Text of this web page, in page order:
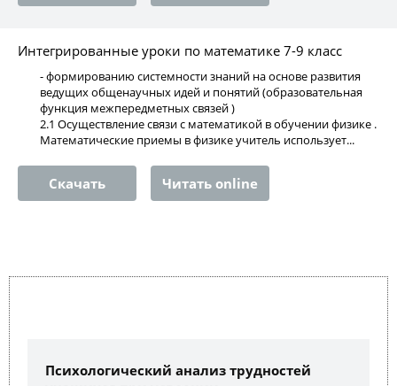
Интегрированные уроки по математике 7-9 класс
- формированию системности знаний на основе развития
ведущих общенаучных идей и понятий (образовательная
функция межпередметных связей )
2.1 Осуществление связи с математикой в обучении физике .
Математические приемы в физике учитель использует...
Скачать Читать online
Психологический анализ трудностей